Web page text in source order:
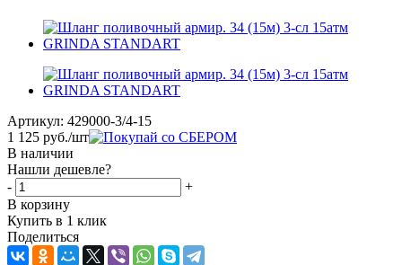
Артикул: 429000-3/4-15
1 125 руб./шт
В наличии
Нашли дешевле?
-
+
В корзину
Купить в 1 клик
Поделиться